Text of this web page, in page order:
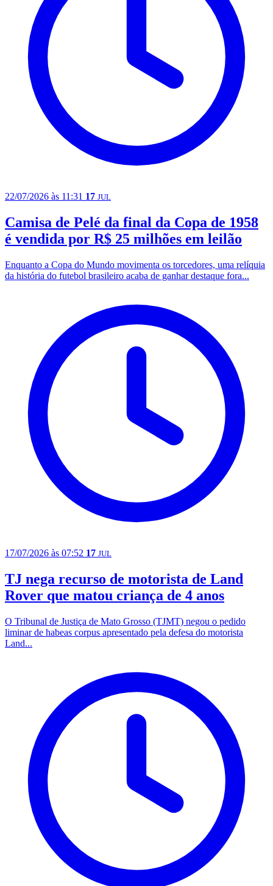
22/07/2026 às 11:31 17 JUL
Camisa de Pelé da final da Copa de 1958
é vendida por R$ 25 milhões em leilão
Enquanto a Copa do Mundo movimenta os torcedores, uma relíquia
da história do futebol brasileiro acaba de ganhar destaque fora...
17/07/2026 às 07:52 17 JUL
TJ nega recurso de motorista de Land
Rover que matou criança de 4 anos
O Tribunal de Justiça de Mato Grosso (TJMT) negou o pedido
liminar de habeas corpus apresentado pela defesa do motorista
Land...